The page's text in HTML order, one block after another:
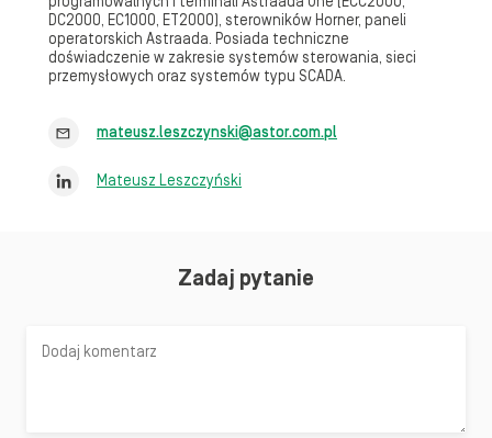
DC2000, EC1000, ET2000), sterowników Horner, paneli
operatorskich Astraada. Posiada techniczne
doświadczenie w zakresie systemów sterowania, sieci
przemysłowych oraz systemów typu SCADA.
mateusz.leszczynski@astor.com.pl
Mateusz Leszczyński
Zadaj pytanie